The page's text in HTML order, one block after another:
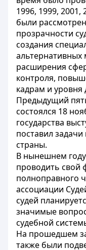
1996, 1999, 2001,
были
прозрачности
создания
расширения
контроля,
кадрам и уровня
Предыдущий
состоялся 18
государства
поставил
страны.
В нынешнем
проводить свой
полноправного
ассоциации
судей
значимые
судебной
На прошедшем
также были